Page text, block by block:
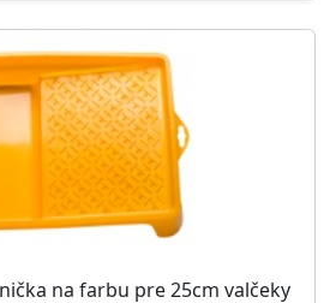
na farbu pre 25cm valčeky